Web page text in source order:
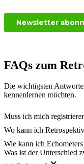
FAQs zum
Die wichtigsten
kennenlernen möchten.
Muss ich mich
Wo kann ich
Wie kann ich
Was ist der Unterschied